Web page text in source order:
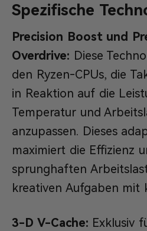
Spezifische
Precision Boost und
Overdrive: Diese
den Ryzen-CPUs, die
in Reaktion auf die
Temperatur und
anzupassen. Dieses
maximiert die Effizienz
sprunghaften
kreativen Aufgaben mit
3-D V-Cache: Exklusiv